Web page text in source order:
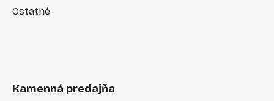
Ostatné
Kamenná predajňa